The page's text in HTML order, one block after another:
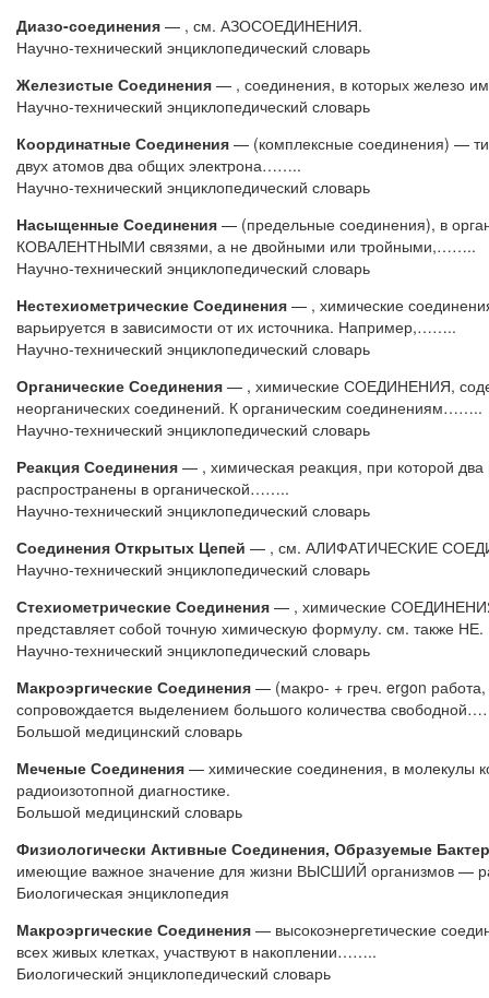
Диазо-соединения — , см. АЗОСОЕДИНЕНИЯ.
Научно-технический энциклопедический словарь
Железистые Соединения — , соединения, в которых железо
Научно-технический энциклопедический словарь
Координатные Соединения — (комплексные соединения) —
двух атомов два общих электрона……..
Научно-технический энциклопедический словарь
Насыщенные Соединения — (предельные соединения), в
КОВАЛЕНТНЫМИ связями, а не двойными или тройными,……..
Научно-технический энциклопедический словарь
Нестехиометрические Соединения — , химические
варьируется в зависимости от их источника. Например,……..
Научно-технический энциклопедический словарь
Органические Соединения — , химические СОЕДИНЕНИЯ,
неорганических соединений. К органическим соединениям……..
Научно-технический энциклопедический словарь
Реакция Соединения — , химическая реакция, при которой два
распространены в органической……..
Научно-технический энциклопедический словарь
Соединения Открытых Цепей — , см. АЛИФАТИЧЕСКИЕ
Научно-технический энциклопедический словарь
Стехиометрические Соединения — , химические СОЕДИНЕНИЯ,
представляет собой точную химическую формулу. см. также НЕ.
Научно-технический энциклопедический словарь
Макроэргические Соединения — (макро- + греч. ergon работа,
сопровождается выделением большого количества
Большой медицинский словарь
Меченые Соединения — химические соединения, в молекулы
радиоизотопной диагностике.
Большой медицинский словарь
Физиологически Активные Соединения, Образуемые
имеющие важное значение для жизни ВЫСШИЙ организмов —
Биологическая энциклопедия
Макроэргические Соединения — высокоэнергетические
всех живых клетках, участвуют в накоплении……..
Биологический энциклопедический словарь